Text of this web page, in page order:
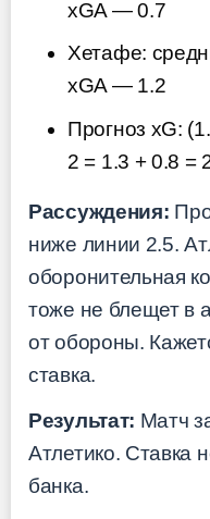
xGA — 0.7
Хетафе:
xGA — 1.2
Прогноз xG:
2 = 1.3 + 0.8 =
Рассуждения:
ниже линии 2.5.
оборонительная
тоже не блещет в
от обороны.
ставка.
Результат: Матч
Атлетико. Ставка
банка.